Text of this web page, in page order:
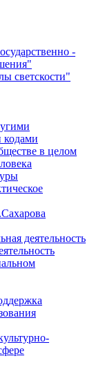
-
светскости"
в целом
деятельность